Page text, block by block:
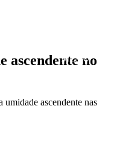
ascendente no
umidade ascendente nas